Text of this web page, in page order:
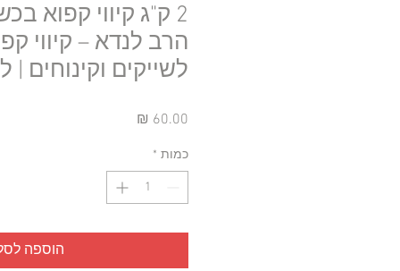
2 ק"ג קיווי קפוא
הרב לנדא – קיווי
לשייקים וקינוחים | ל
כמות *
הוספה